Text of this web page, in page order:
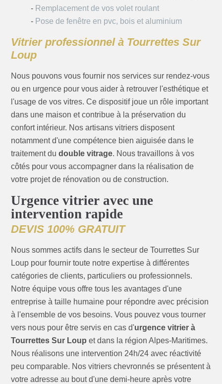
- Remplacement de vos volet roulant
- Pose de fenêtre en pvc, bois et aluminium
Vitrier professionnel à Tourrettes Sur
Loup
Nous pouvons vous fournir nos services sur rendez-vous
ou en urgence pour vous aider à retrouver l'esthétique et
l'usage de vos vitres. Ce dispositif joue un rôle important
dans une maison et contribue à la préservation du
confort intérieur. Nos artisans vitriers disposent
notamment d'une compétence bien aiguisée dans le
traitement dudouble vitrage. Nous travaillons à vos
côtés pour vous accompagner dans la réalisation de
votre projet de rénovation ou de construction.
Urgence vitrier avec une
intervention rapide
DEVIS 100% GRATUIT
Nous sommes actifs dans le secteur de Tourrettes Sur
Loup pour fournir toute notre expertise à différentes
catégories de clients, particuliers ou professionnels.
Notre équipe vous offre tous les avantages d'une
entreprise à taille humaine pour répondre avec précision
à l'ensemble de vos besoins. Vous pouvez vous tourner
vers nous pour être servis en cas d'urgence vitrier à
Tourrettes Sur Loup et dans la région Alpes-Maritimes.
Nous réalisons une intervention 24h/24 avec réactivité
peu comparable. Nos vitriers chevronnés se présentent à
votre adresse au bout d'une demi-heure après votre